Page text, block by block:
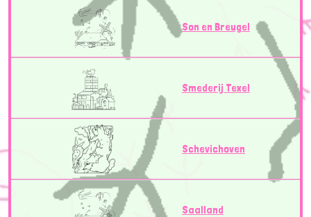
Son en Breugel
Smederij Texel
Schevichoven
Saalland